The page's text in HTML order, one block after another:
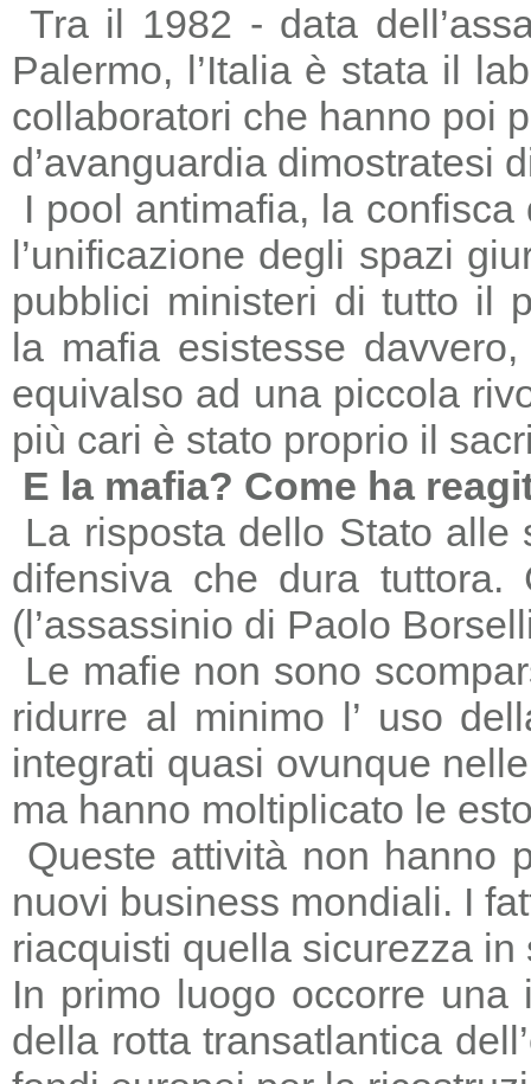
Tra il 1982 - data
Palermo, l’Italia è stata il
collaboratori che hanno poi
d’avanguardia dimostratesi
I pool antimafia, la
l’unificazione degli spazi
pubblici ministeri di tutto il
la mafia esistesse
equivalso ad una piccola
più cari è stato proprio il
E la mafia? Come ha
La risposta dello Stato alle
difensiva che dura
(l’assassinio di Paolo
Le mafie non sono
ridurre al minimo l’ uso
integrati quasi ovunque
ma hanno moltiplicato le
Queste attività non hanno
nuovi business mondiali. I
riacquisti quella sicurezza
In primo luogo occorre
della rotta transatlantica